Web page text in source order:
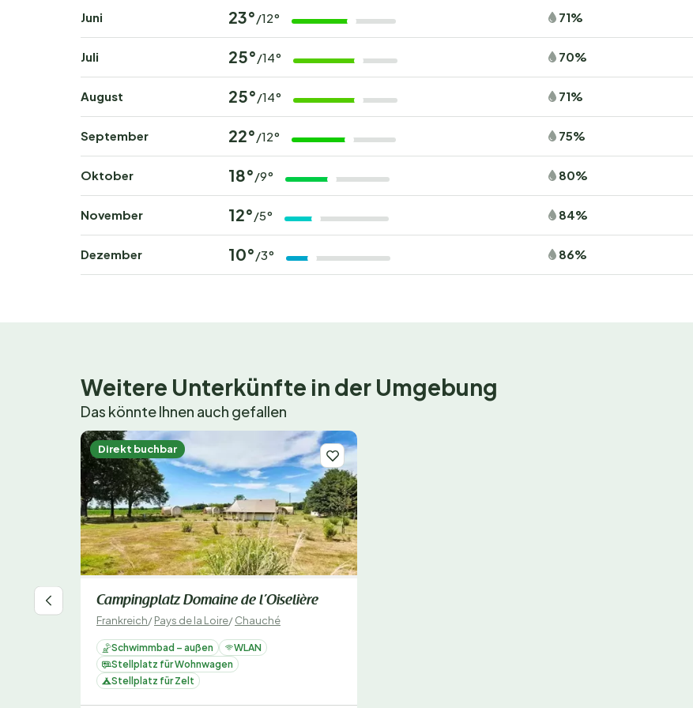
Rund um Flower Camping du Lac de la Chausselière gibt es viele Möglichkeiten für Ausflüge und Abenteuer.
Naturfans können das
Vogelschutzgebiet Citée des Oiseaux erkunden oder die eindrucksvolle
du auf den nahegelegenen Flüssen Kanu fahren, und in den Wintermonaten lohnt sich ein Besuch auf
authentisch zu erleben.
Buche jetzt deinen unvergesslichen Urlaub
Möchtest du mit Vogelgezwitscher aufwachen und den Duft frischer Brötchen genießen? Dann buche
Juni 23° /12° 71%
Juli 25° /14° 70%
August 25° /14° 71%
September 22° /12° 75%
Oktober 18° /9° 80%
November 12° /5° 84%
Dezember 10° /3° 86%
Weitere Unterkünfte in der Umgebung
Das könnte Ihnen auch gefallen
Direkt buchbar
Campingplatz Domaine de l’Oiselière
Frankreich/Pays de la Loire/Chauché
Schwimmbad – außen
WLAN
Stellplatz für Wohnwagen
Stellplatz für Zelt